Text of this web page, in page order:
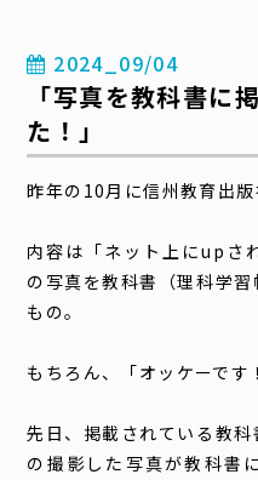
2024_09/04
「写真を教科書に
た！」
昨年の10月に信州教育出版
内容は「ネット上にupさ
の写真を教科書（理科学
もの。
もちろん、「オッケーです
先日、掲載されている教
の撮影した写真が教科書